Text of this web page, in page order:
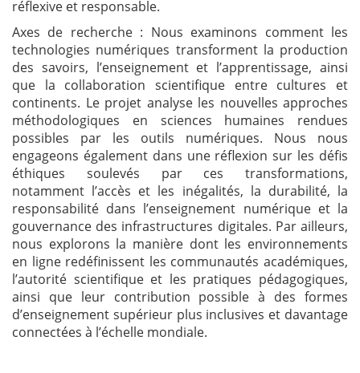
réflexive et responsable.
Axes de recherche : Nous examinons comment les
technologies numériques transforment la production
des savoirs, l’enseignement et l’apprentissage, ainsi
que la collaboration scientifique entre cultures et
continents. Le projet analyse les nouvelles approches
méthodologiques en sciences humaines rendues
possibles par les outils numériques. Nous nous
engageons également dans une réflexion sur les défis
éthiques soulevés par ces transformations,
notamment l’accès et les inégalités, la durabilité, la
responsabilité dans l’enseignement numérique et la
gouvernance des infrastructures digitales. Par ailleurs,
nous explorons la manière dont les environnements
en ligne redéfinissent les communautés académiques,
l’autorité scientifique et les pratiques pédagogiques,
ainsi que leur contribution possible à des formes
d’enseignement supérieur plus inclusives et davantage
connectées à l’échelle mondiale.